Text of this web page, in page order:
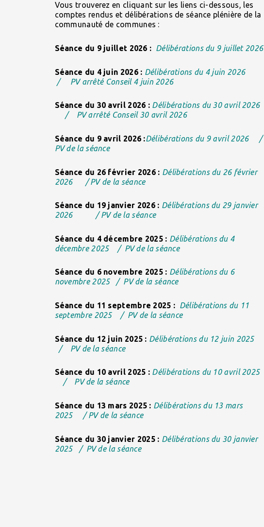
Vous trouverez en cliquant sur les liens ci-dessous, les
comptes rendus et délibérations de séance plénière de la
communauté de communes :
Séance du 9 juillet 2026 : Délibérations du 9 juillet 2026
Séance du 4 juin 2026 : Délibérations du 4 juin 2026
/ PV arrêté Conseil 4 juin 2026
Séance du 30 avril 2026 : Délibérations du 30 avril 2026
/ PV arrêté Conseil 30 avril 2026
Séance du 9 avril 2026 :Délibérations du 9 avril 2026/
PV de la séance
Séance du 26 février 2026 : Délibérations du 26 février
2026
/PV de la séance
Séance du 19 janvier 2026 : Délibérations du 29 janvier
2026
/PV de la séance
Séance du 4 décembre 2025 : Délibérations du 4
décembre 2025/ PV de la séance
Séance du 6 novembre 2025 : Délibérations du 6
novembre 2025/ PV de la séance
Séance du 11 septembre 2025 : Délibérations du 11
septembre 2025/ PV de la séance
Séance du 12 juin 2025 : Délibérations du 12 juin 2025
/ PV de la séance
Séance du 10 avril 2025 : Délibérations du 10 avril 2025
/
PV de la séance
Séance du 13 mars 2025 : Délibérations du 13 mars
2025
/PV de la séance
Séance du 30 janvier 2025 : Délibérations du 30 janvier
2025
/ PV de la séance